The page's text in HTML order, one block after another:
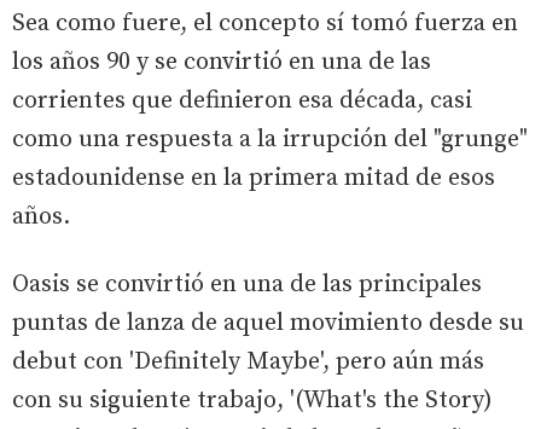
Sea como fuere, el concepto sí tomó fuerza en
los años 90 y se convirtió en una de las
corrientes que definieron esa década, casi
como una respuesta a la irrupción del "grunge"
estadounidense en la primera mitad de esos
años.
Oasis se convirtió en una de las principales
puntas de lanza de aquel movimiento desde su
debut con 'Definitely Maybe', pero aún más
con su siguiente trabajo, '(What's the Story)